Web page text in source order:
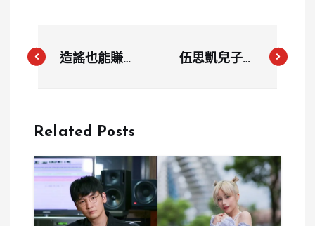
造謠也能賺破
飯收容所」賠
伍思凱兒子伍
Related Posts